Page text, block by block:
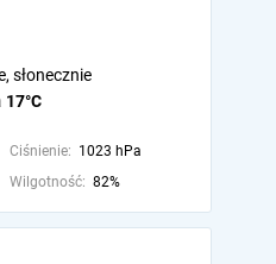
17°C
słonecznie
Ciśnienie: 1023 hPa
Wilgotność: 82%